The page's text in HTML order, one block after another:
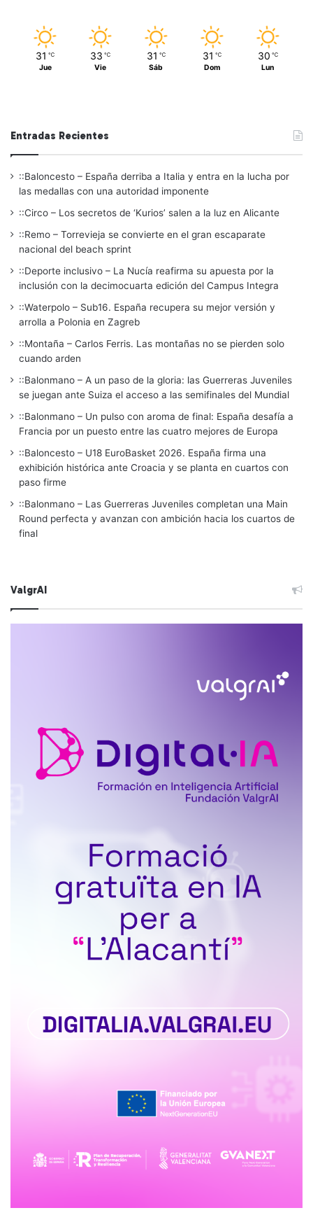
31 ℃
Jue
33 ℃
Vie
31 ℃
Sáb
31 ℃
Dom
30 ℃
Lun
Entradas Recientes
::Baloncesto – España derriba a Italia y entra en la lucha por
las medallas con una autoridad imponente
::Circo – Los secretos de ‘Kurios’ salen a la luz en Alicante
::Remo – Torrevieja se convierte en el gran escaparate
nacional del beach sprint
::Deporte inclusivo – La Nucía reafirma su apuesta por la
inclusión con la decimocuarta edición del Campus Integra
::Waterpolo – Sub16. España recupera su mejor versión y
arrolla a Polonia en Zagreb
::Montaña – Carlos Ferris. Las montañas no se pierden solo
cuando arden
::Balonmano – A un paso de la gloria: las Guerreras Juveniles
se juegan ante Suiza el acceso a las semifinales del Mundial
::Balonmano – Un pulso con aroma de final: España desafía a
Francia por un puesto entre las cuatro mejores de Europa
::Baloncesto – U18 EuroBasket 2026. España firma una
exhibición histórica ante Croacia y se planta en cuartos con
paso firme
::Balonmano – Las Guerreras Juveniles completan una Main
Round perfecta y avanzan con ambición hacia los cuartos de
final
ValgrAI